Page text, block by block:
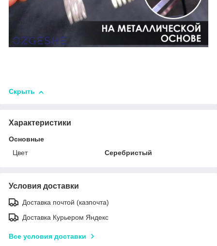
Скрыть
Характеристики
Основные
Цвет
Серебристый
Условия доставки
Доставка почтой (казпочта)
Доставка Курьером Яндекс
Все условия доставки